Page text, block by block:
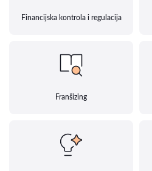
Financijska kontrola i regulacija
Franšizing